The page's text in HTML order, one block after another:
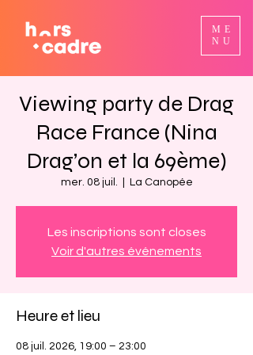
ME
NU
Viewing party de Drag
Race France (Nina
Drag’on et la 69ème)
mer. 08 juil. La Canopée
Les inscriptions sont closes
Voir d'autres événements
Heure et lieu
08 juil. 2026, 19:00 – 23:00